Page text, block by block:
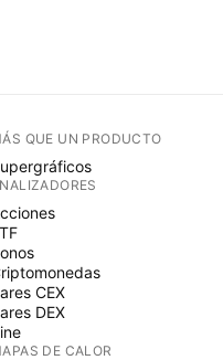
QUE UN PRODUCTO
CEX
DEX
DE CALOR